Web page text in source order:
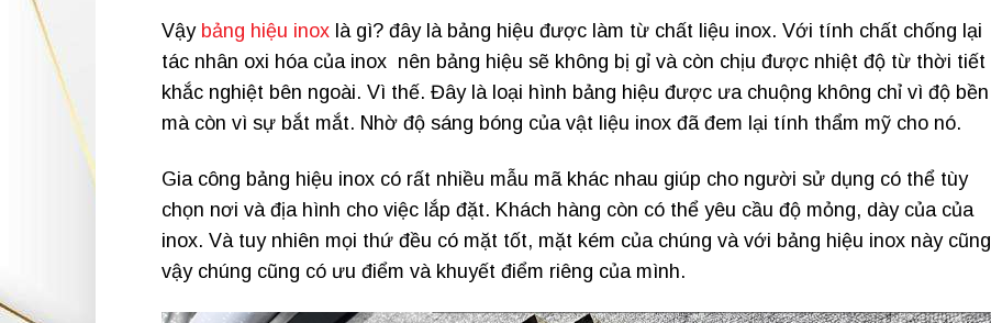
Vậy bảng hiệu inox là gì? đây là bảng hiệu được làm từ chất liệu inox. Với tính chất chống lại
tác nhân oxi hóa của inox nên bảng hiệu sẽ không bị gỉ và còn chịu được nhiệt độ từ thời tiết
khắc nghiệt bên ngoài. Vì thế. Đây là loại hình bảng hiệu được ưa chuộng không chỉ vì độ bền
mà còn vì sự bắt mắt. Nhờ độ sáng bóng của vật liệu inox đã đem lại tính thẩm mỹ cho nó.
Gia công bảng hiệu inox có rất nhiều mẫu mã khác nhau giúp cho người sử dụng có thể tùy
chọn nơi và địa hình cho việc lắp đặt. Khách hàng còn có thể yêu cầu độ mỏng, dày của của
inox. Và tuy nhiên mọi thứ đều có mặt tốt, mặt kém của chúng và với bảng hiệu inox này cũng
vậy chúng cũng có ưu điểm và khuyết điểm riêng của mình.